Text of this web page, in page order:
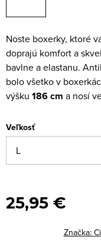
Noste boxerky, ktoré
doprajú komfort a
bavlne a elastanu.
bolo všetko v
výšku 186 cm a nosí
Veľkosť
25,95 €
Značka: